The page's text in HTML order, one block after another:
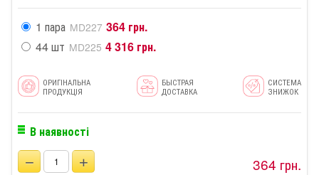
1 пара MD227 364 грн.
44 шт MD225 4 316 грн.
ОРИГІНАЛЬНА
ПРОДУКЦІЯ
БЫСТРАЯ
ДОСТАВКА
СИСТЕМА
ЗНИЖОК
В наявності
− + 364 грн.